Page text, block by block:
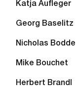
Katja Aufleger
Georg Baselitz
Nicholas Bodde
Mike Bouchet
Herbert Brandl